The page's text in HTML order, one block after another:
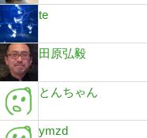
te
田原弘毅
とんちゃん
ymzd